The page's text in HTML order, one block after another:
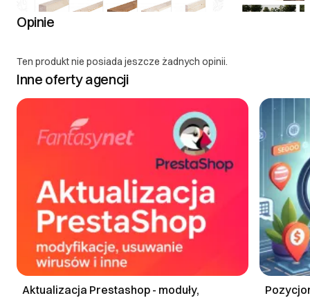
Opinie
Ten produkt nie posiada jeszcze żadnych opinii.
Inne oferty agencji
Aktualizacja Prestashop - moduły,